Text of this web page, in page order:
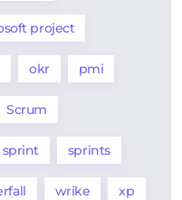
project
okr pmi
Scrum
sprint sprints
wrike xp